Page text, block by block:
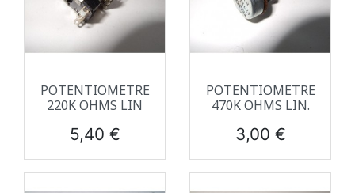
POTENTIOMETRE
220K OHMS LIN
Prix
5,40 €
POTENTIOMETRE
470K OHMS LIN.
Prix
3,00 €